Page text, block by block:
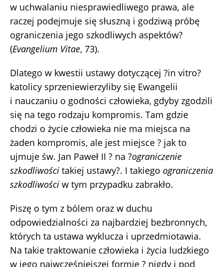
w uchwalaniu niesprawiedliwego prawa, ale
raczej podejmuje się słuszną i godziwą próbę
ograniczenia jego szkodliwych aspektów?
(Evangelium Vitae, 73).
Dlatego w kwestii ustawy dotyczącej ?in vitro?
katolicy sprzeniewierzyliby się Ewangelii
i nauczaniu o godności człowieka, gdyby zgodzili
się na tego rodzaju kompromis. Tam gdzie
chodzi o życie człowieka nie ma miejsca na
żaden kompromis, ale jest miejsce ? jak to
ujmuje św. Jan Paweł II ? na ?ograniczenie
szkodliwości takiej ustawy?. I takiego ograniczenia
szkodliwości w tym przypadku zabrakło.
Piszę o tym z bólem oraz w duchu
odpowiedzialności za najbardziej bezbronnych,
których ta ustawa wyklucza i uprzedmiotawia.
Na takie traktowanie człowieka i życia ludzkiego
w jego najwcześniejszej formie ? nigdy i pod